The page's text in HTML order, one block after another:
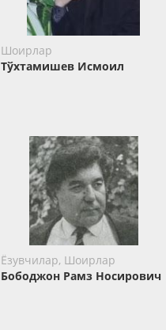
Шоирлар
Тўхтамишев Исмоил
Ёзувчилар, Шоирлар
Бободжон Рамз Носирович